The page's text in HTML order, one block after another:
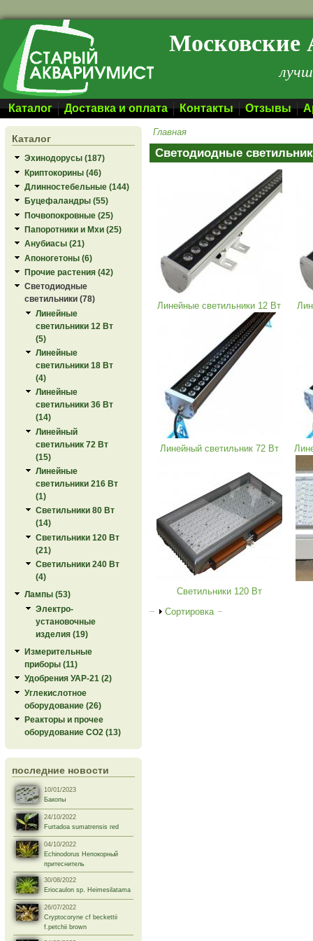
Перейти к основному содержанию Московские
Каталог Доставка и оплата Контакты Отзывы
Каталог
Эхинодорусы (187)
Криптокорины (46)
Длинностебельные (144)
Буцефаландры (55)
Почвопокровные (25)
Папоротники и Мхи (25)
Анубиасы (21)
Апоногетоны (6)
Прочие растения (42)
Светодиодные
светильники (78)
Линейные
светильники 12 Вт
(5)
Линейные
светильники 18 Вт
(4)
Линейные
светильники 36 Вт
(14)
Линейный
светильник 72 Вт
(15)
Линейные
светильники 216 Вт
(1)
Светильники 80 Вт
(14)
Светильники 120 Вт
(21)
Светильники 240 Вт
(4)
Лампы (53)
Электро-
установочные
изделия (19)
Измерительные
приборы (11)
Удобрения УАР-21 (2)
Углекислотное
оборудование (26)
Реакторы и прочее
оборудование СО2 (13)
последние новости
10/01/2023
Бакопы
24/10/2022
Furtadoa sumatrensis red
04/10/2022
Echinodorus Непокорный
притеснитель
30/08/2022
Eriocaulon sp. Heimesilatama
26/07/2022
Cryptocoryne cf beckettii
f.petchii brown
Главная
Светодиодные
Линейные светильники 12 Вт
Линейный светильник 72 Вт
Светильники 120 Вт
Показать
Сортировка